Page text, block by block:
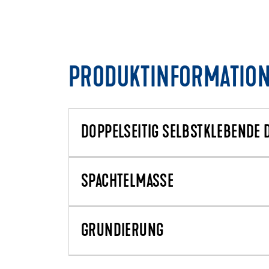
DOPPELSEITIG SELBSTKLEBENDE
SPACHTELMASSE
GRUNDIERUNG